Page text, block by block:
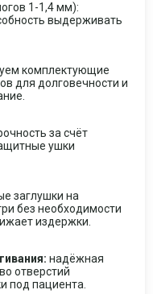
1-1,4 мм):
выдерживать
комплектующие
для долговечности и
за счёт
ушки
заглушки на
без необходимости
издержки.
надёжная
отверстий
под пациента.